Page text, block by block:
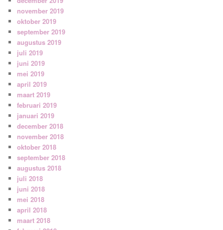
november 2019
oktober 2019
september 2019
augustus 2019
juli 2019
juni 2019
mei 2019
april 2019
maart 2019
februari 2019
januari 2019
december 2018
november 2018
oktober 2018
september 2018
augustus 2018
juli 2018
juni 2018
mei 2018
april 2018
maart 2018